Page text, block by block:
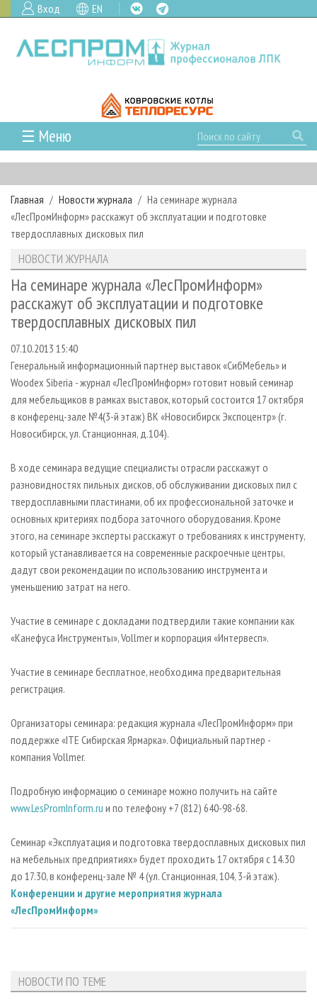
Вход EN
☰ Меню
ГЛАВНАЯ
РУБРИКИ И ТЕМЫ
РУБРИКИ ЖУРНАЛА
ЛЕСНОЕ ХОЗЯЙСТВО
ЛЕСОЗАГОТОВКА
ЛЕСОПИЛЕНИЕ
ДЕРЕВООБРАБОТКА
СУШКА ДРЕВЕСИНЫ
ПРОИЗВОДСТВО ДРЕВЕСНЫХ ПЛИТ
ДЕРЕВЯННОЕ ДОМОСТРОЕНИЕ
ПРОИЗВОДСТВО МЕБЕЛИ
БИОЭНЕРГЕТИКА
ИНСТРУМЕНТ И МАТЕРИАЛЫ
НОВОСТИ
КАЛЕНДАРЬ СОБЫТИЙ
НОВОСТИ ЛПК
НОВОСТИ ЖУРНАЛА
НОВОСТИ КОМПАНИЙ
ПРОЕКТЫ ЛПИ
АНАЛИТИКА
ПРЕДПРИЯТИЯ ЛПК
ЛЕСНЫЕ РЕГИОНЫ РОССИИ
ПЕРСОНЫ
МОБИЛЬНЫЕ ВЫСТАВКИ
ОФИЦИАЛЬНЫЕ ДЕЛЕГАЦИИ
ПРИОРИТЕТНЫЕ ИНВЕСТПРОЕКТЫ
RUSSIAN FORESTRY REVIEW
БИБЛИОТЕКА СПЕЦИАЛИСТА
АРХИВ
АРХИВ ЖУРНАЛОВ
СТАТЬИ
О ЖУРНАЛЕ
ПОДПИСКА
КОНТАКТЫ
РЕКЛАМОДАТЕЛЯМ
РЕКЛАМА
РЕКЛАМА НА САЙТЕ
Главная Новости журнала
На семинаре журнала
«ЛесПромИнформ» расскажут об эксплуатации и подготовке
твердосплавных дисковых пил
НОВОСТИ ЖУРНАЛА
На семинаре журнала «ЛесПромИнформ»
расскажут об эксплуатации и подготовке
твердосплавных дисковых пил
07.10.2013 15:40
Генеральный информационный партнер выставок «СибМебель» и
Woodex Siberia - журнал «ЛесПромИнформ» готовит новый семинар
для мебельщиков в рамках выставок, который состоится 17 октября
в конференц-зале №4(3-й этаж) ВК «Новосибирск Экспоцентр» (г.
Новосибирск, ул. Станционная, д.104).
В ходе семинара ведущие специалисты отрасли расскажут о
разновидностях пильных дисков, об обслуживании дисковых пил с
твердосплавными пластинами, об их профессиональной заточке и
основных критериях подбора заточного оборудования. Кроме
этого, на семинаре эксперты расскажут о требованиях к инструменту,
который устанавливается на современные раскроечные центры,
дадут свои рекомендации по использованию инструмента и
уменьшению затрат на него.
Участие в семинаре с докладами подтвердили такие компании как
«Канефуса Инструменты», Vollmer и корпорация «Интервесп».
Участие в семинаре бесплатное, необходима предварительная
регистрация.
Организаторы семинара: редакция журнала «ЛесПромИнформ» при
поддержке «ITE Сибирская Ярмарка». Официальный партнер -
компания Vollmer.
Подробную информацию о семинаре можно получить на сайте
www.LesPromInform.ru и по телефону +7 (812) 640-98-68.
Семинар «Эксплуатация и подготовка твердосплавных дисковых пил
на мебельных предприятиях» будет проходить 17 октября с 14.30
до 17.30, в конференц-зале № 4 (ул. Станционная, 104, 3-й этаж).
Конференции и другие мероприятия журнала
«ЛесПромИнформ»
НОВОСТИ ПО ТЕМЕ